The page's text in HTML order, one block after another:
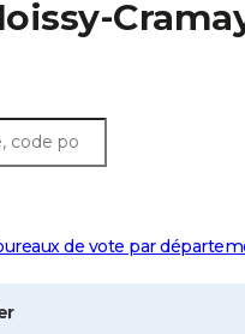
de vote par